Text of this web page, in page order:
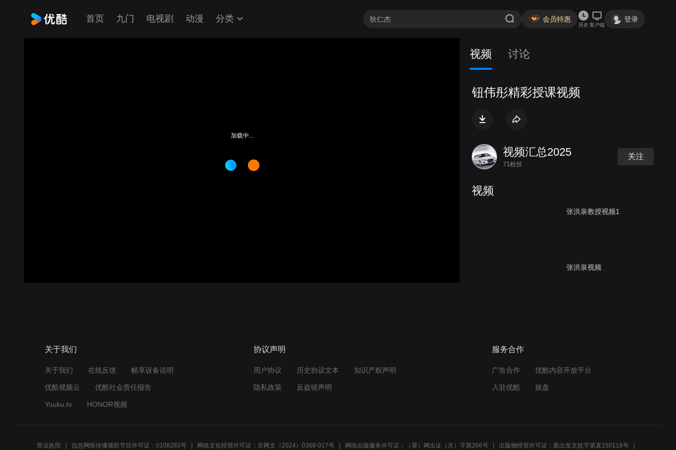
首页 九门 电视剧 动漫 分类 会员特惠
历史 客户端
登录
加载中...
视频 讨论
钮伟彤精彩授课视频
视频汇总2025
71粉丝
关注
视频
张洪泉教授视频1
张洪泉视频
享2
关于我们
关于我们 在线反馈 帧享设备说明
优酷视频云 优酷社会责任报告
Youku.tv HONOR视频
协议声明
用户协议 历史协议文本 知识产权声明
隐私政策 反盗链声明
服务合作
广告合作 优酷内容开放平台
入驻优酷 娱盘
营业执照 信息网络传播视听节目许可证：0108283号 网络文化经营许可证：京网文（2024）0368-017号 网络出版服务许可证：（署）网出证（京）字第266号 出版物经营许可证：新出发京批字第直150118号